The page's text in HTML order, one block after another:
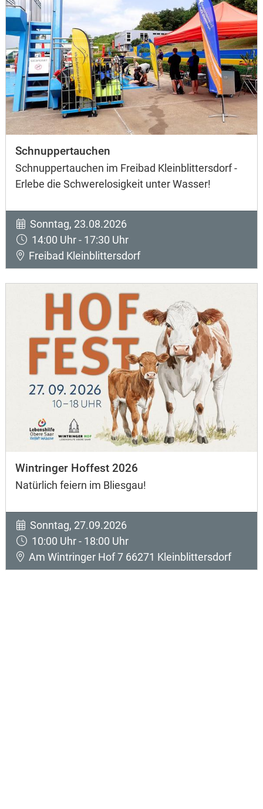
Schnuppertauchen
Schnuppertauchen im Freibad Kleinblittersdorf -
Erlebe die Schwerelosigkeit unter Wasser!
Sonntag, 23.08.2026
14:00 Uhr - 17:30 Uhr
Freibad Kleinblittersdorf
Wintringer Hoffest 2026
Natürlich feiern im Bliesgau!
Sonntag, 27.09.2026
10:00 Uhr - 18:00 Uhr
Am Wintringer Hof 7 66271 Kleinblittersdorf